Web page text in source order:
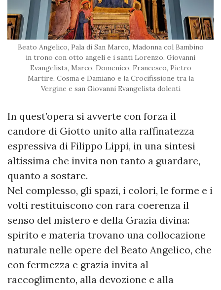
Beato Angelico, Pala di San Marco, Madonna col Bambino
in trono con otto angeli e i santi Lorenzo, Giovanni
Evangelista, Marco, Domenico, Francesco, Pietro
Martire, Cosma e Damiano e la Crocifissione tra la
Vergine e san Giovanni Evangelista dolenti
In quest’opera si avverte con forza il
candore di Giotto unito alla raffinatezza
espressiva di Filippo Lippi, in una sintesi
altissima che invita non tanto a guardare,
quanto a sostare.
Nel complesso, gli spazi, i colori, le forme e i
volti restituiscono con rara coerenza il
senso del mistero e della Grazia divina:
spirito e materia trovano una collocazione
naturale nelle opere del Beato Angelico, che
con fermezza e grazia invita al
raccoglimento, alla devozione e alla